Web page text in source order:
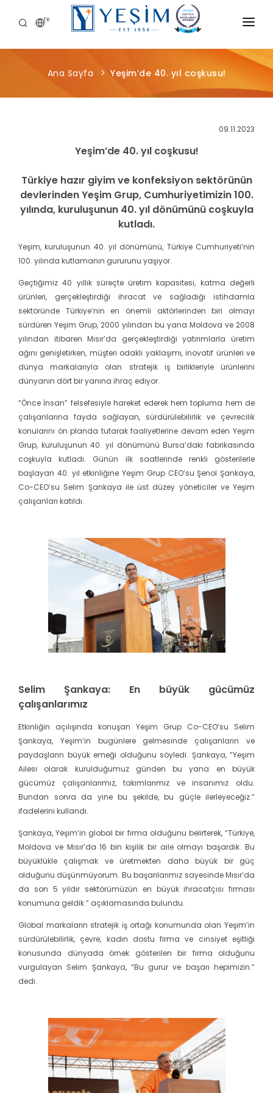
TR
KURUMSAL
ÜRÜNLERIMIZ
SÜRDÜRÜLEBILIRLIK
MEDYA MERKEZI
Ana Sayfa Yeşim’de 40. yıl coşkusu!
09.11.2023
Yeşim’de 40. yıl coşkusu!
Türkiye hazır giyim ve konfeksiyon sektörünün
devlerinden Yeşim Grup, Cumhuriyetimizin 100.
yılında, kuruluşunun 40. yıl dönümünü coşkuyla
kutladı.
Yeşim, kuruluşunun 40. yıl dönümünü, Türkiye Cumhuriyeti’nin
100. yılında kutlamanın gururunu yaşıyor.
Geçtiğimiz 40 yıllık süreçte üretim kapasitesi, katma değerli
ürünleri, gerçekleştirdiği ihracat ve sağladığı istihdamla
sektöründe Türkiye’nin en önemli aktörlerinden biri olmayı
sürdüren Yeşim Grup, 2000 yılından bu yana Moldova ve 2008
yılından itibaren Mısır’da gerçekleştirdiği yatırımlarla üretim
ağını genişletirken, müşteri odaklı yaklaşımı, inovatif ürünleri ve
dünya markalarıyla olan stratejik iş birlikleriyle ürünlerini
dünyanın dört bir yanına ihraç ediyor.
“Önce İnsan” felsefesiyle hareket ederek hem topluma hem de
çalışanlarına fayda sağlayan, sürdürülebilirlik ve çevrecilik
konularını ön planda tutarak faaliyetlerine devam eden Yeşim
Grup, kuruluşunun 40. yıl dönümünü Bursa’daki fabrikasında
coşkuyla kutladı. Günün ilk saatlerinde renkli gösterilerle
başlayan 40. yıl etkinliğine Yeşim Grup CEO’su Şenol Şankaya,
Co-CEO’su Selim Şankaya ile üst düzey yöneticiler ve Yeşim
çalışanları katıldı.
Selim Şankaya: En büyük gücümüz
çalışanlarımız
Etkinliğin açılışında konuşan Yeşim Grup Co-CEO’su Selim
Şankaya, Yeşim’in bugünlere gelmesinde çalışanların ve
paydaşların büyük emeği olduğunu söyledi. Şankaya, “Yeşim
Ailesi olarak kurulduğumuz günden bu yana en büyük
gücümüz çalışanlarımız, takımlarımız ve insanımız oldu.
Bundan sonra da yine bu şekilde, bu güçle ilerleyeceğiz.”
ifadelerini kullandı.
Şankaya, Yeşim’in global bir firma olduğunu belirterek, “Türkiye,
Moldova ve Mısır’da 16 bin kişilik bir aile olmayı başardık. Bu
büyüklükle çalışmak ve üretmekten daha büyük bir güç
olduğunu düşünmüyorum. Bu başarılarımız sayesinde Mısır’da
da son 5 yıldır sektörümüzün en büyük ihracatçısı firması
konumuna geldik.” açıklamasında bulundu.
Global markaların stratejik iş ortağı konumunda olan Yeşim’in
sürdürülebilirlik, çevre, kadın dostu firma ve cinsiyet eşitliği
konusunda dünyada örnek gösterilen bir firma olduğunu
vurgulayan Selim Şankaya, “Bu gurur ve başarı hepimizin.”
dedi.